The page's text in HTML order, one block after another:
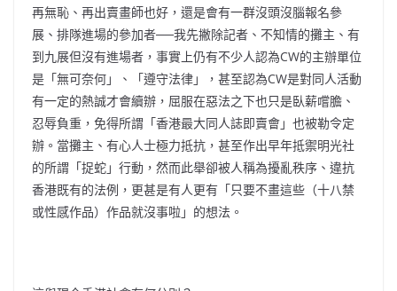
再無恥、再出賣畫師也好，還是會有一群沒頭沒腦報名參
展、排隊進場的參加者──我先撇除記者、不知情的攤主、有
到九展但沒有進場者，事實上仍有不少人認為CW的主辦單位
是「無可奈何」、「遵守法律」，甚至認為CW是對同人活動
有一定的熱誠才會續辦，屈服在惡法之下也只是臥薪嚐膽、
忍辱負重，免得所謂「香港最大同人誌即賣會」也被勒令定
辦。當攤主、有心人士極力抵抗，甚至作出早年抵禦明光社
的所謂「捉蛇」行動，然而此舉卻被人稱為擾亂秩序、違抗
香港既有的法例，更甚是有人更有「只要不畫這些（十八禁
或性感作品）作品就沒事啦」的想法。